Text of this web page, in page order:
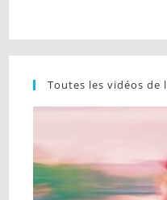
Toutes les vidéos de